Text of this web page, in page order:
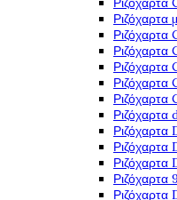
Ριζόχαρτα
Ριζόχαρτα
Ριζόχαρτα
Ριζόχαρτα
Ριζόχαρτα
Ριζόχαρτα
Ριζόχαρτα
Ριζόχαρτα
Ριζόχαρτα
Ριζόχαρτα